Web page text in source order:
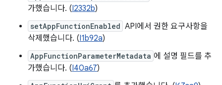
가했습니다. (I2332b)
setAppFunctionEnabled API에서 권한 요구사항을
삭제했습니다. (I1b92a)
AppFunctionParameterMetadata 에 설명 필드를 추
가했습니다. (I40a67)